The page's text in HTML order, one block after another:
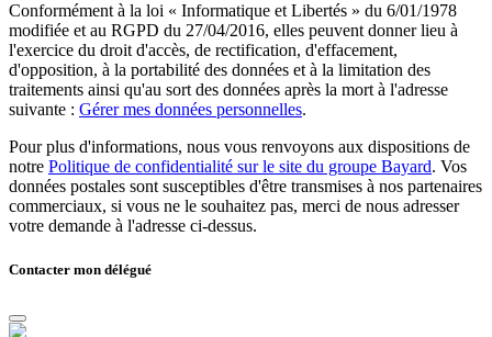
Conformément à la loi « Informatique et Libertés » du 6/01/1978
modifiée et au RGPD du 27/04/2016, elles peuvent donner lieu à
l'exercice du droit d'accès, de rectification, d'effacement,
d'opposition, à la portabilité des données et à la limitation des
traitements ainsi qu'au sort des données après la mort à l'adresse
suivante : Gérer mes données personnelles.
Pour plus d'informations, nous vous renvoyons aux dispositions de
notre Politique de confidentialité sur le site du groupe Bayard. Vos
données postales sont susceptibles d'être transmises à nos partenaires
commerciaux, si vous ne le souhaitez pas, merci de nous adresser
votre demande à l'adresse ci-dessus.
Contacter mon délégué